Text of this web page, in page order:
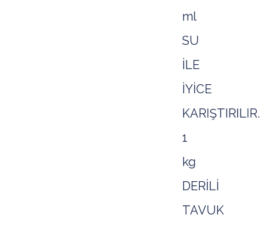
ml
SU
İLE
İYİCE
KARIŞTIRILIR.
1
kg
DERİLİ
TAVUK